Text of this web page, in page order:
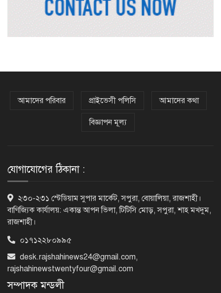
মন্দিরের নিজস্ব জমি ক্রয়, রাসিক প্রশাসক
শর্ত
ট্রেজারি বিল-বন্ডে ব্যক্তি বিনিয়োগ কমেছে
ছাড়া জুলাই গণঅভ্যুত্থানের প্রত্যাশা পূরণ
হবে না
আমাদের পরিবার প্রাইভেসী পলিসি আমাদের কথা
বিজ্ঞাপন মূল্য
যোগাযোগের ঠিকানা :
২৩০-২৩১ স্টেডিয়াম সুপার মার্কেট, সপুরা, বোয়ালিয়া, রাজশাহী।
বাণিজ্যিক কার্যালয়: একান্ত আপন ভিলা, টিটিসি মোড়, সপুরা, শাহ মখদুম,
রাজশাহী।
০১৭১২২৮০৯৯৫
desk.rajshahinews24@gmail.com,
rajshahinewstwentyfour@gmail.com
সম্পাদক মন্ডলী